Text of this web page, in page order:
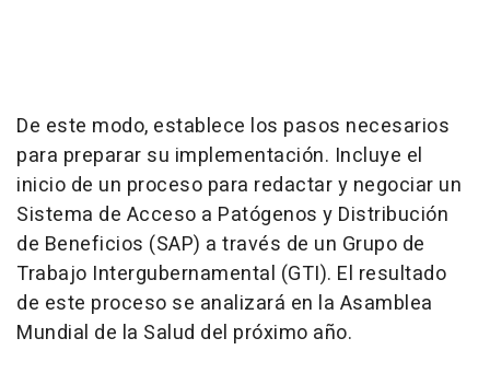
De este modo, establece los pasos necesarios
para preparar su implementación. Incluye el
inicio de un proceso para redactar y negociar un
Sistema de Acceso a Patógenos y Distribución
de Beneficios (SAP) a través de un Grupo de
Trabajo Intergubernamental (GTI). El resultado
de este proceso se analizará en la Asamblea
Mundial de la Salud del próximo año.